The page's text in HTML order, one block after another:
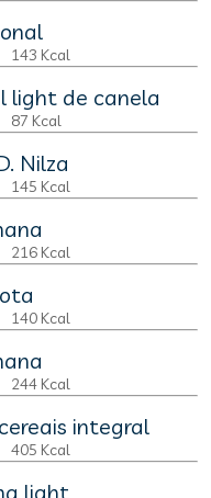
143 Kcal
light de canela
87 Kcal
Nilza
145 Kcal
216 Kcal
140 Kcal
244 Kcal
integral
405 Kcal
light